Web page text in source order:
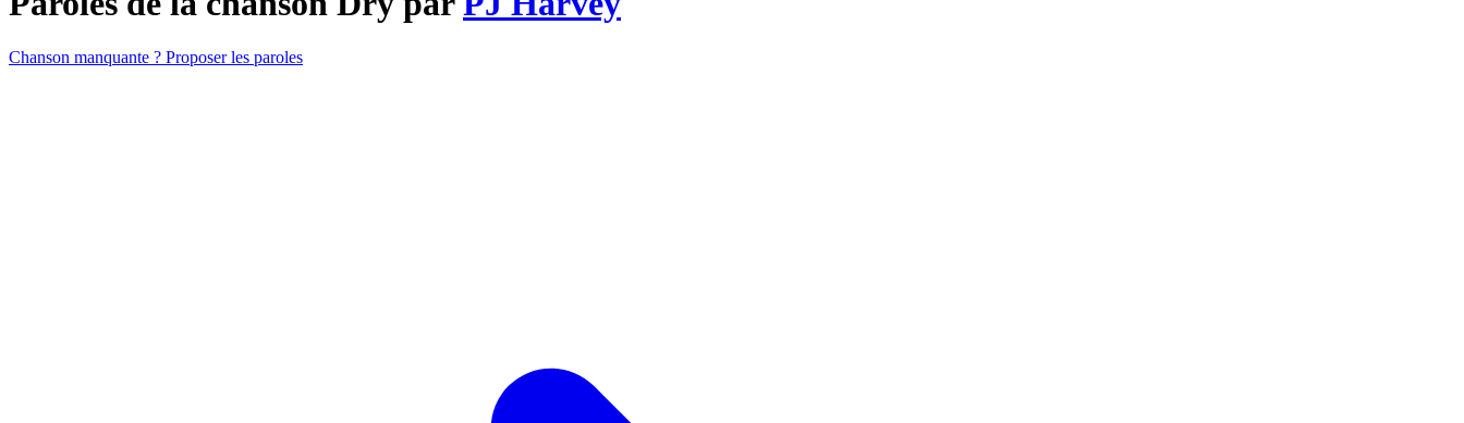
Chanson manquante ? Proposer les paroles